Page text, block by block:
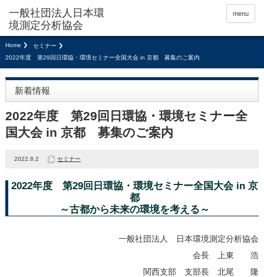
menu
Home
セミナー
2022年度 第29回日環協・環境セミナー全国大会 in 京都 募集のご案内
新着情報
2022年度 第29回日環協・環境セミナー全
国大会 in 京都 募集のご案内
2022.8.2 セミナー
2022年度 第29回日環協・環境セミナー全国大会 in 京
都
～古都から未来の環境を考える～
一般社団法人 日本環境測定分析協会
会長 上東 浩
関西支部 支部長 北尾 隆